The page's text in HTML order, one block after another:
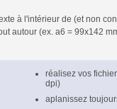
à l'intérieur de (et non
autour (ex. a6 = 99x142
réalisez vos
dpi)
aplanissez